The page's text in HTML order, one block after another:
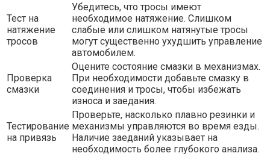
Тест на
натяжение
тросов
Убедитесь, что тросы имеют
необходимое натяжение. Слишком
слабые или слишком натянутые тросы
могут существенно ухудшить управление
автомобилем.
Проверка
смазки
Оцените состояние смазки в механизмах.
При необходимости добавьте смазку в
соединения и тросы, чтобы избежать
износа и заедания.
Тестирование
на привязь
Проверьте, насколько плавно резинки и
механизмы управляются во время езды.
Наличие заеданий указывает на
необходимость более глубокого анализа.